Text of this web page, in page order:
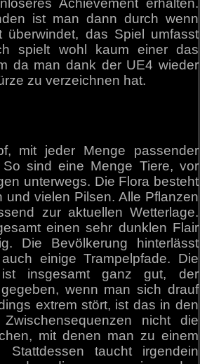
Achievement erhalten.
ist man dann durch wenn
überwindet, das Spiel umfasst
spielt wohl kaum einer das
da man dank der UE4 wieder
zu verzeichnen hat.
mit jeder Menge passender
sind eine Menge Tiere, vor
unterwegs. Die Flora besteht
und vielen Pilsen. Alle Pflanzen
zur aktuellen Wetterlage.
einen sehr dunklen Flair
Die Bevölkerung hinterlässt
einige Trampelpfade. Die
ist insgesamt ganz gut, der
wenn man sich drauf
extrem stört, ist das in den
nicht die
mit denen man zu einem
taucht irgendein